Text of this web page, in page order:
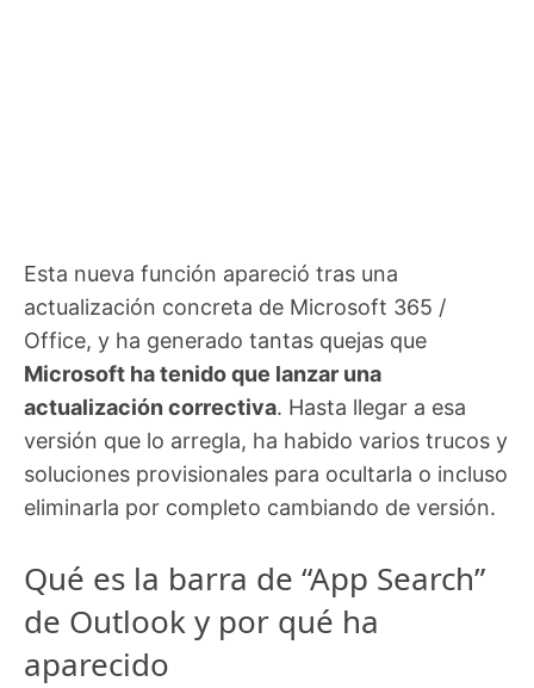
Esta nueva función apareció tras una
actualización concreta de Microsoft 365 /
Office, y ha generado tantas quejas que
Microsoft ha tenido que lanzar una
actualización correctiva. Hasta llegar a esa
versión que lo arregla, ha habido varios trucos y
soluciones provisionales para ocultarla o incluso
eliminarla por completo cambiando de versión.
Qué es la barra de “App Search”
de Outlook y por qué ha
aparecido